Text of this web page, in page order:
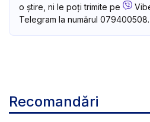
o știre, ni le poți trimite pe
Telegram la numărul 079400508.
Recomandări